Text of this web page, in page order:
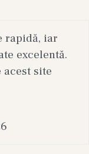
nevoilor
ți
coreeană
rapidă, iar
excelentă.
acest site